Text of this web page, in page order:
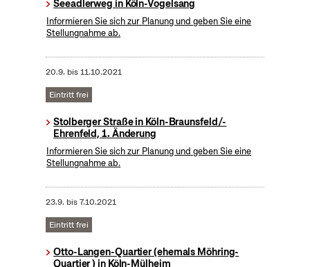
Seeadlerweg in Köln-Vogelsang
Informieren Sie sich zur Planung und geben Sie eine
Stellungnahme ab.
20.9. bis11.10.2021
Eintritt frei
Stolberger Straße in Köln-Braunsfeld/-
Ehrenfeld, 1. Änderung
Informieren Sie sich zur Planung und geben Sie eine
Stellungnahme ab.
23.9. bis7.10.2021
Eintritt frei
Otto-Langen-Quartier (ehemals Möhring-
Quartier ) in Köln-Mülheim